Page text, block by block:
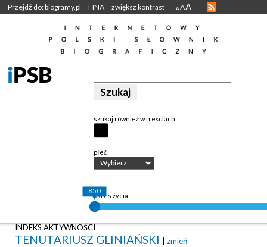
Przejdź do: biogramy.pl FINA zwiększ kontrast A AA
szukaj również w treściach
płeć
Wybierz
okres życia
850
INDEKS AKTYWNOŚCI
TENUTARIUSZ GLINIAŃSKI | zmień